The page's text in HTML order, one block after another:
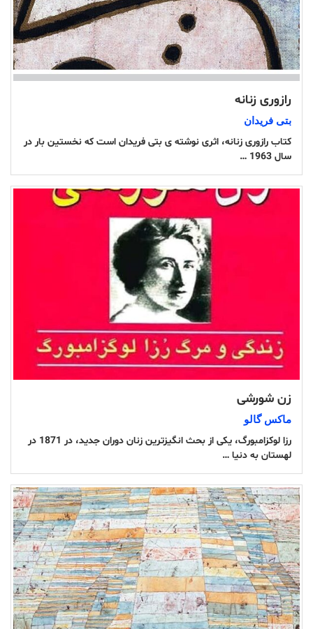
رازوری زنانه
بتی فریدان
کتاب رازوری زنانه، اثری نوشته ی بتی فریدان است که نخستین بار در
سال 1963 …
زن شورشی
ماکس گالو
رزا لوکزامبورگ، یکی از بحث انگیزترین زنان دوران جدید، در 1871 در
لهستان به دنیا …